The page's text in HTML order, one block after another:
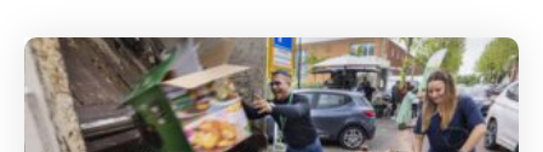
Lever
oude
spullen